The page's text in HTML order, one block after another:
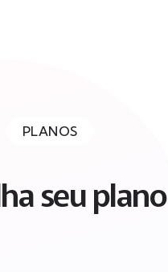
PLANOS
seu plano